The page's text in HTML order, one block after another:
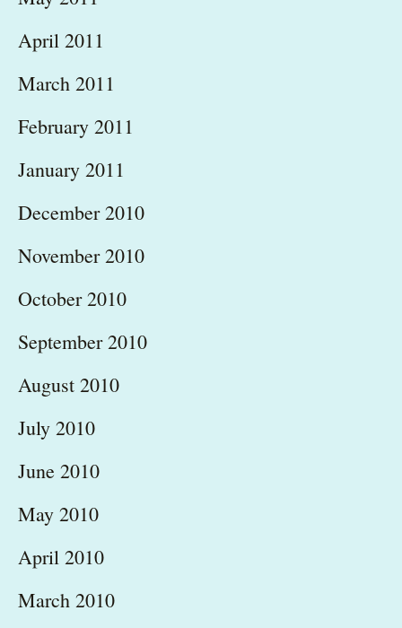
April 2011
March 2011
February 2011
January 2011
December 2010
November 2010
October 2010
September 2010
August 2010
July 2010
June 2010
May 2010
April 2010
March 2010